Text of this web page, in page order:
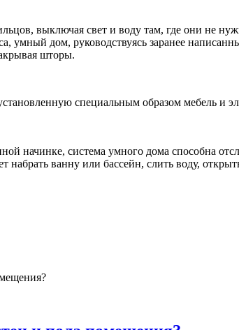
выключая свет и воду там, где они не
умный дом, руководствуясь заранее
шторы.
специальным образом мебель
начинке, система умного дома способна
набрать ванну или бассейн, слить воду,